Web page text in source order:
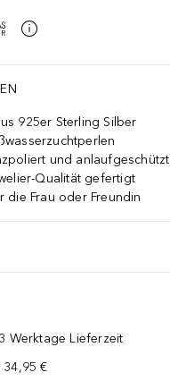
925er Sterling Silber
und anlaufgeschützt
Qualität gefertigt
die Frau oder Freundin
Werktage Lieferzeit
€